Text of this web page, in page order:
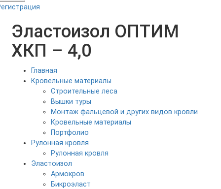
Эластоизол ОПТИМ
ХКП – 4,0
Главная
Кровельные материалы
Строительные леса
Вышки туры
Монтаж фальцевой и других видов кровли
Кровельные материалы
Портфолио
Рулонная кровля
Рулонная кровля
Эластоизол
Армокров
Бикроэласт